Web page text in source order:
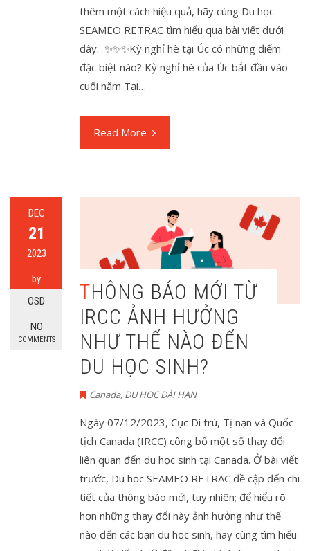
thêm một cách hiệu quả, hãy cùng Du học
SEAMEO RETRAC tìm hiểu qua bài viết dưới
đây: ✨✨✨Kỳ nghỉ hè tại Úc có những điểm
đặc biệt nào? Kỳ nghỉ hè của Úc bắt đầu vào
cuối năm Tại…
Read More
DEC
21
2023
by
OSD
NO
COMMENTS
THÔNG BÁO MỚI TỪ
IRCC ẢNH HƯỞNG
NHƯ THẾ NÀO ĐẾN
DU HỌC SINH?
Canada, DU HỌC DÀI HẠN
Ngày 07/12/2023, Cục Di trú, Tị nạn và Quốc
tịch Canada (IRCC) công bố một số thay đổi
liên quan đến du học sinh tại Canada. Ở bài viết
trước, Du học SEAMEO RETRAC đề cập đến chi
tiết của thông báo mới, tuy nhiên; để hiểu rõ
hơn những thay đổi này ảnh hưởng như thế
nào đến các bạn du học sinh, hãy cùng tìm hiểu